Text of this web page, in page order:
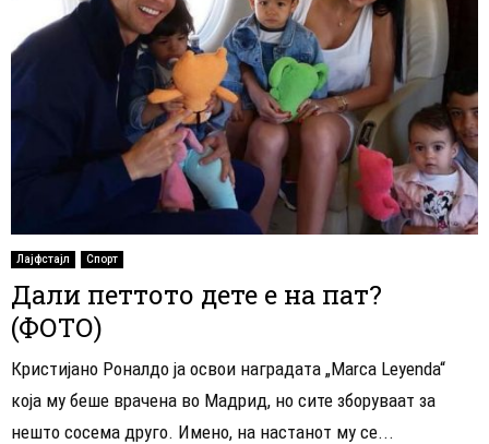
Лајфстајл Спорт
Дали петтото дете е на пат?
(ФОТО)
Кристијано Роналдо ја освои наградата „Marca Leyenda“
која му беше врачена во Мадрид, но сите зборуваат за
нешто сосема друго. Имено, на настанот му се...